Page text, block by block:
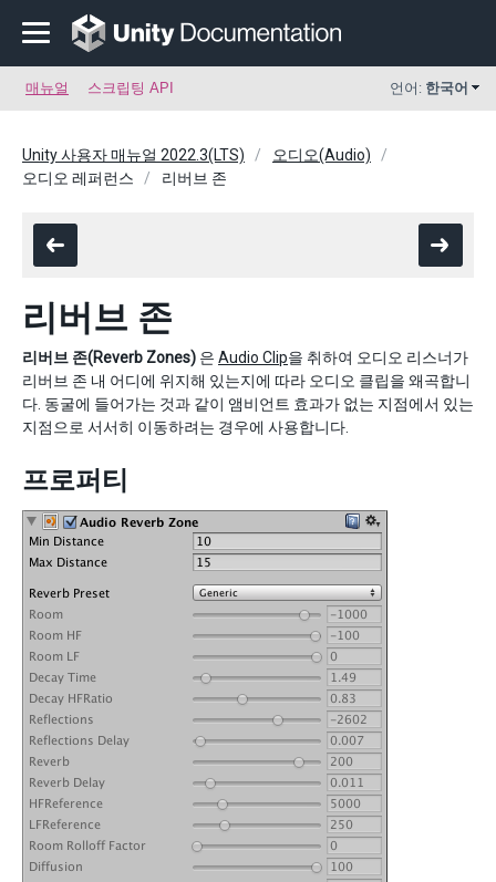
매뉴얼 스크립팅 API 언어: 한국어
Unity 사용자 매뉴얼 2022.3(LTS)
오디오(Audio)
오디오 레퍼런스
리버브 존
리버브 존
리버브 존(Reverb Zones) 은 Audio Clip을 취하여 오디오 리스너가
리버브 존 내 어디에 위지해 있는지에 따라 오디오 클립을 왜곡합니
다. 동굴에 들어가는 것과 같이 앰비언트 효과가 없는 지점에서 있는
지점으로 서서히 이동하려는 경우에 사용합니다.
프로퍼티